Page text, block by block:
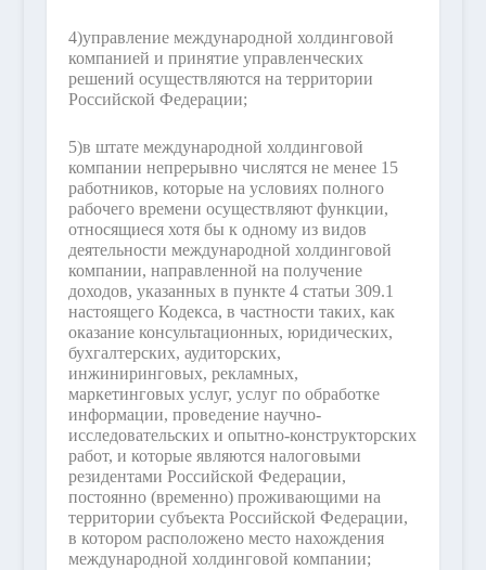
4)управление международной холдинговой
компанией и принятие управленческих
решений осуществляются на территории
Российской Федерации;
5)в штате международной холдинговой
компании непрерывно числятся не менее 15
работников, которые на условиях полного
рабочего времени осуществляют функции,
относящиеся хотя бы к одному из видов
деятельности международной холдинговой
компании, направленной на получение
доходов, указанных в пункте 4 статьи 309.1
настоящего Кодекса, в частности таких, как
оказание консультационных, юридических,
бухгалтерских, аудиторских,
инжиниринговых, рекламных,
маркетинговых услуг, услуг по обработке
информации, проведение научно-
исследовательских и опытно-конструкторских
работ, и которые являются налоговыми
резидентами Российской Федерации,
постоянно (временно) проживающими на
территории субъекта Российской Федерации,
в котором расположено место нахождения
международной холдинговой компании;